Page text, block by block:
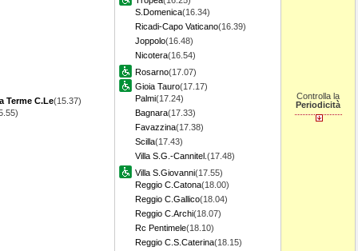
Terme C.Le(15.37)
S.Domenica(16.34)
Ricadi-Capo Vaticano(16.39)
Joppolo(16.48)
Nicotera(16.54)
Rosarno(17.07)
Gioia Tauro(17.17)
Palmi(17.24)
Bagnara(17.33)
Favazzina(17.38)
Scilla(17.43)
Villa S.G.-Cannitel. (17.48)
Villa S.Giovanni(17.55)
Reggio C.Catona(18.00)
Reggio C.Gallico(18.04)
Reggio C.Archi(18.07)
Rc Pentimele(18.10)
Reggio C.S.Caterina(18.15)
Controlla la
Periodicità